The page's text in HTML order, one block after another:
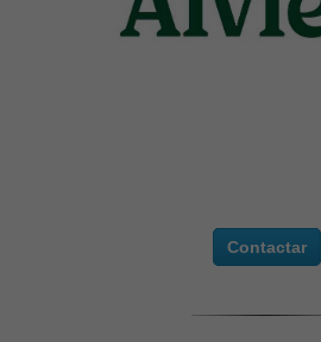
Contactar